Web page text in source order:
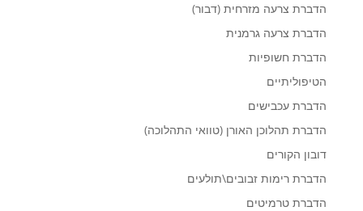
הדברת צרעה מזרחית (דבור)
הדברת צרעה גרמנית
הדברת חשופיות
הטיפוליתיים
הדברת עכבישים
הדברת תהלוכן האורן (טוואי התהלוכה)
דובון הקורים
הדברת רימות זבובים\תולעים
הדברת טרמיטים